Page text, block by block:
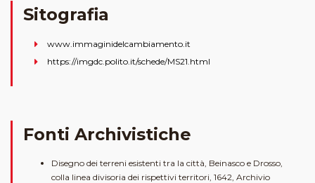
Sitografia
www.immaginidelcambiamento.it
https://imgdc.polito.it/schede/MS21.html
Fonti Archivistiche
Disegno dei terreni esistenti tra la città, Beinasco e Drosso,
colla linea divisoria dei rispettivi territori, 1642, Archivio